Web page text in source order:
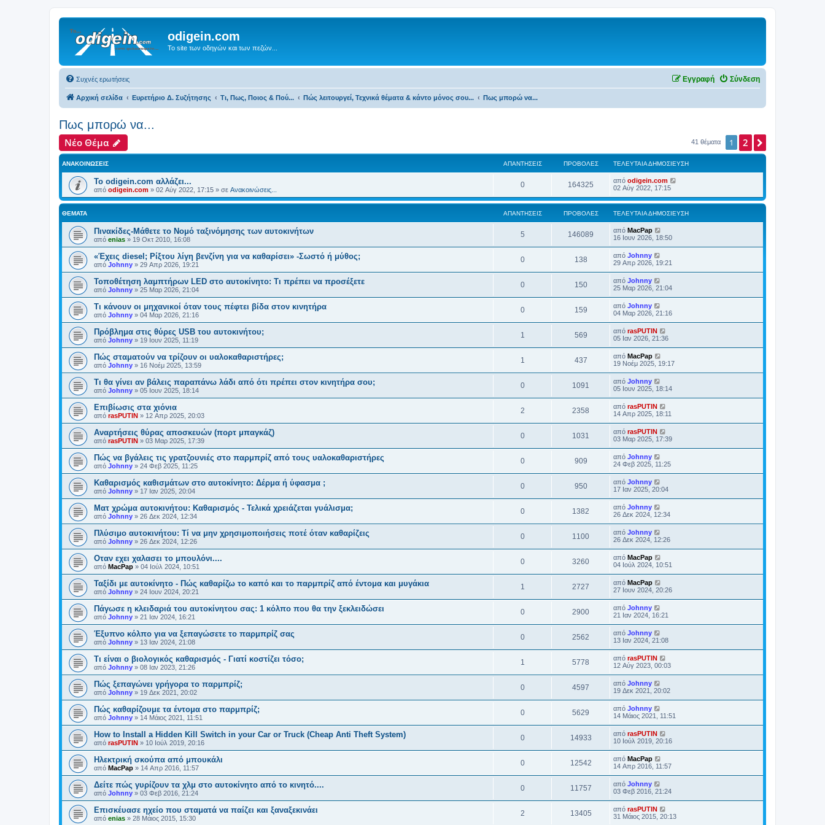
odigein.com
Το site των οδηγών και των πεζών...
Συχνές ερωτήσεις Σύνδεση
Εγγραφή
Αρχική σελίδα Ευρετήριο Δ. Συζήτησης Τι, Πως, Ποιος & Πού... Πώς λειτουργεί, Τεχνικά θέματα & κάντο μόνος σου... Πως μπορώ να...
Πως μπορώ να...
Νέο Θέμα 41 θέματα 1 2
ΑΝΑΚΟΙΝΏΣΕΙΣ ΑΠΑΝΤΉΣΕΙΣ ΠΡΟΒΟΛΈΣ ΤΕΛΕΥΤΑΊΑ ΔΗΜΟΣΊΕΥΣΗ
Το odigein.com αλλάζει...
από odigein.com » 02 Αύγ 2022, 17:15 » σε Ανακοινώσεις...
0 164325 από odigein.com
02 Αύγ 2022, 17:15
ΘΈΜΑΤΑ ΑΠΑΝΤΉΣΕΙΣ ΠΡΟΒΟΛΈΣ ΤΕΛΕΥΤΑΊΑ ΔΗΜΟΣΊΕΥΣΗ
Πινακίδες-Μάθετε το Νομό ταξινόμησης των αυτοκινήτων
από enias » 19 Οκτ 2010, 16:08
5 146089 από MacPap
16 Ιουν 2026, 18:50
«Έχεις diesel; Ρίξτου λίγη βενζίνη για να καθαρίσει» -Σωστό ή μύθος;
από Johnny » 29 Απρ 2026, 19:21
0 138 από Johnny
29 Απρ 2026, 19:21
Τοποθέτηση λαμπτήρων LED στο αυτοκίνητο: Τι πρέπει να προσέξετε
από Johnny » 25 Μαρ 2026, 21:04
0 150 από Johnny
25 Μαρ 2026, 21:04
Τι κάνουν οι μηχανικοί όταν τους πέφτει βίδα στον κινητήρα
από Johnny » 04 Μαρ 2026, 21:16
0 159 από Johnny
04 Μαρ 2026, 21:16
Πρόβλημα στις θύρες USB του αυτοκινήτου;
από Johnny » 19 Ιουν 2025, 11:19
1 569 από rasPUTIN
05 Ιαν 2026, 21:36
Πώς σταματούν να τρίζουν οι υαλοκαθαριστήρες;
από Johnny » 16 Νοέμ 2025, 13:59
1 437 από MacPap
19 Νοέμ 2025, 19:17
Τι θα γίνει αν βάλεις παραπάνω λάδι από ότι πρέπει στον κινητήρα σου;
από Johnny » 05 Ιουν 2025, 18:14
0 1091 από Johnny
05 Ιουν 2025, 18:14
Επιβίωσις στα χιόνια
από rasPUTIN » 12 Απρ 2025, 20:03
2 2358 από rasPUTIN
14 Απρ 2025, 18:11
Αναρτήσεις θύρας αποσκευών (πορτ μπαγκάζ)
από rasPUTIN » 03 Μαρ 2025, 17:39
0 1031 από rasPUTIN
03 Μαρ 2025, 17:39
Πώς να βγάλεις τις γρατζουνιές στο παρμπρίζ από τους υαλοκαθαριστήρες
από Johnny » 24 Φεβ 2025, 11:25
0 909 από Johnny
24 Φεβ 2025, 11:25
Καθαρισμός καθισμάτων στο αυτοκίνητο: Δέρμα ή ύφασμα ;
από Johnny » 17 Ιαν 2025, 20:04
0 950 από Johnny
17 Ιαν 2025, 20:04
Ματ χρώμα αυτοκινήτου: Καθαρισμός - Τελικά χρειάζεται γυάλισμα;
από Johnny » 26 Δεκ 2024, 12:34
0 1382 από Johnny
26 Δεκ 2024, 12:34
Πλύσιμο αυτοκινήτου: Τί να μην χρησιμοποιήσεις ποτέ όταν καθαρίζεις
από Johnny » 26 Δεκ 2024, 12:26
0 1100 από Johnny
26 Δεκ 2024, 12:26
Οταν εχει χαλασει το μπουλόνι....
από MacPap » 04 Ιούλ 2024, 10:51
0 3260 από MacPap
04 Ιούλ 2024, 10:51
Ταξίδι με αυτοκίνητο - Πώς καθαρίζω το καπό και το παρμπρίζ από έντομα και μυγάκια
από Johnny » 24 Ιουν 2024, 20:21
1 2727 από MacPap
27 Ιουν 2024, 20:26
Πάγωσε η κλειδαριά του αυτοκίνητου σας: 1 κόλπο που θα την ξεκλειδώσει
από Johnny » 21 Ιαν 2024, 16:21
0 2900 από Johnny
21 Ιαν 2024, 16:21
Έξυπνο κόλπο για να ξεπαγώσετε το παρμπρίζ σας
από Johnny » 13 Ιαν 2024, 21:08
0 2562 από Johnny
13 Ιαν 2024, 21:08
Τι είναι ο βιολογικός καθαρισμός - Γιατί κοστίζει τόσο;
από Johnny » 08 Ιαν 2023, 21:26
1 5778 από rasPUTIN
12 Αύγ 2023, 00:03
Πώς ξεπαγώνει γρήγορα το παρμπρίζ;
από Johnny » 19 Δεκ 2021, 20:02
0 4597 από Johnny
19 Δεκ 2021, 20:02
Πώς καθαρίζουμε τα έντομα στο παρμπρίζ;
από Johnny » 14 Μάιος 2021, 11:51
0 5629 από Johnny
14 Μάιος 2021, 11:51
How to Install a Hidden Kill Switch in your Car or Truck (Cheap Anti Theft System)
από rasPUTIN » 10 Ιούλ 2019, 20:16
0 14933 από rasPUTIN
10 Ιούλ 2019, 20:16
Ηλεκτρική σκούπα από μπουκάλι
από MacPap » 14 Απρ 2016, 11:57
0 12542 από MacPap
14 Απρ 2016, 11:57
Δείτε πώς γυρίζουν τα χλμ στο αυτοκίνητο από το κινητό....
από Johnny » 03 Φεβ 2016, 21:24
0 11757 από Johnny
03 Φεβ 2016, 21:24
Επισκέυασε ηχείο που σταματά να παίζει και ξαναξεκινάει
από enias » 28 Μάιος 2015, 15:30
2 13405 από rasPUTIN
31 Μάιος 2015, 20:13